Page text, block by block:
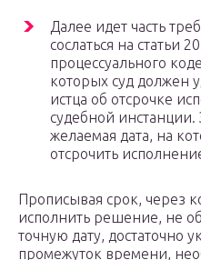
Далее идет часть
сослаться на статьи
процессуального
которых суд должен
истца об отсрочке
судебной инстанции.
желаемая дата, на
отсрочить
Прописывая срок, через
исполнить решение, не
точную дату, достаточно
промежуток времени,